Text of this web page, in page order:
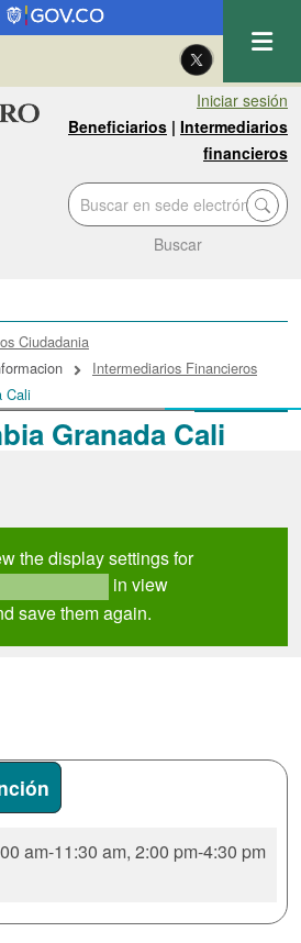
| Eng
Iniciar sesión
Beneficiarios | Intermediarios
financieros
Buscar
Granada Cali
de ayuda a la
Ciudadania
Intermediarios Financieros
Cali
de estado
the display settings for
in view
save them again.
am-11:30 am, 2:00 pm-4:30 pm